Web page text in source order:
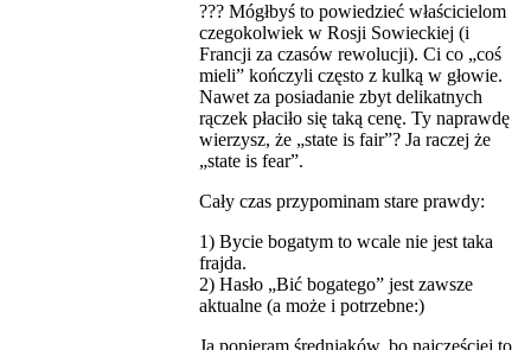
??? Mógłbyś to powiedzieć właścicielom
czegokolwiek w Rosji Sowieckiej (i
Francji za czasów rewolucji). Ci co „coś
mieli” kończyli często z kulką w głowie.
Nawet za posiadanie zbyt delikatnych
rączek płaciło się taką cenę. Ty naprawdę
wierzysz, że „state is fair”? Ja raczej że
„state is fear”.
Cały czas przypominam stare prawdy:
1) Bycie bogatym to wcale nie jest taka
frajda.
2) Hasło „Bić bogatego” jest zawsze
aktualne (a może i potrzebne:)